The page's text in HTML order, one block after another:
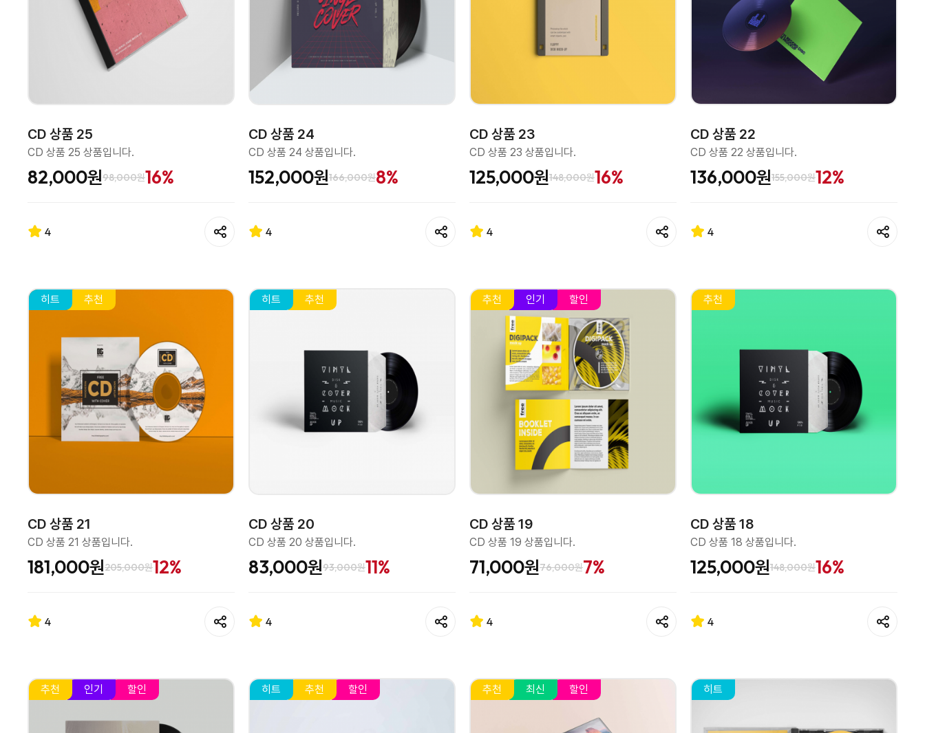
CD 상품 25
CD 상품 25 상품입니다.
82,000원98,000원16%
4
CD 상품 24
CD 상품 24 상품입니다.
152,000원166,000원8%
4
CD 상품 23
CD 상품 23 상품입니다.
125,000원148,000원16%
4
CD 상품 22
CD 상품 22 상품입니다.
136,000원155,000원12%
4
히트 추천
CD 상품 21
CD 상품 21 상품입니다.
181,000원205,000원12%
4
히트 추천
CD 상품 20
CD 상품 20 상품입니다.
83,000원93,000원11%
4
추천 인기 할인
CD 상품 19
CD 상품 19 상품입니다.
71,000원76,000원7%
4
추천
CD 상품 18
CD 상품 18 상품입니다.
125,000원148,000원16%
4
추천 인기 할인 히트 추천 할인 추천 최신 할인 히트